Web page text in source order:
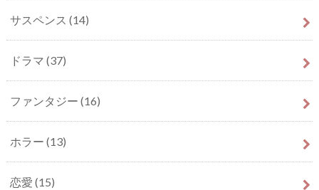
サスペンス (14)
ドラマ (37)
ファンタジー (16)
ホラー (13)
恋愛 (15)